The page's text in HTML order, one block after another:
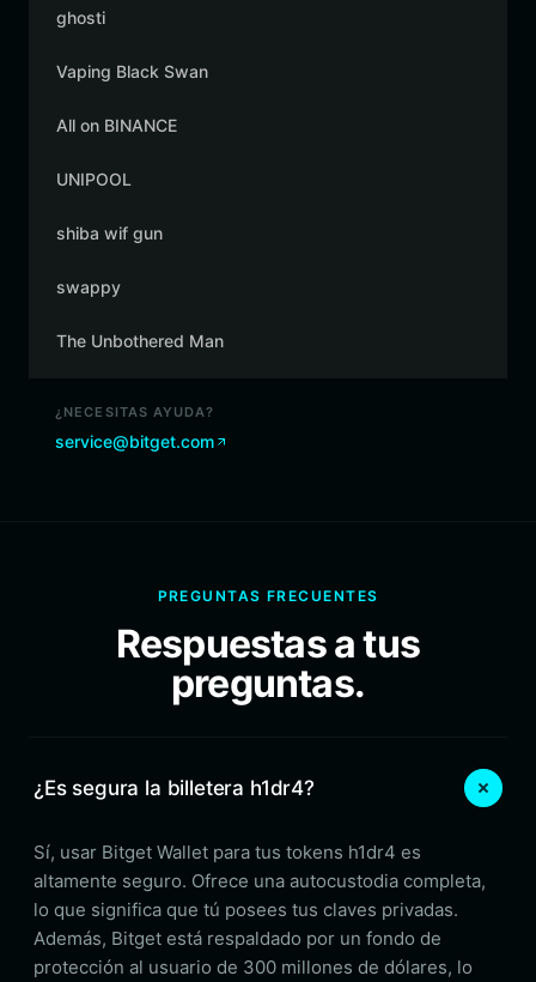
ghosti
Vaping Black Swan
All on BINANCE
UNIPOOL
shiba wif gun
swappy
The Unbothered Man
¿NECESITAS AYUDA?
service@bitget.com
PREGUNTAS FRECUENTES
Respuestas a tus
preguntas.
¿Es segura la billetera h1dr4?
Sí, usar Bitget Wallet para tus tokens h1dr4 es
altamente seguro. Ofrece una autocustodia completa,
lo que significa que tú posees tus claves privadas.
Además, Bitget está respaldado por un fondo de
protección al usuario de 300 millones de dólares, lo